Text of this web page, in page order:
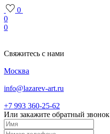
0
0
0
Свяжитесь с нами
Москва
info@lazarev-art.ru
+7 993 360‑25‑62
Или закажите обратный звонок